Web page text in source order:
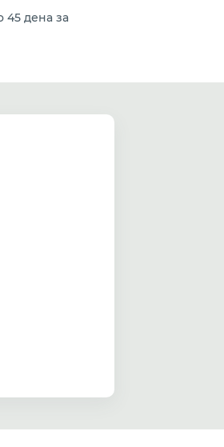
45 дена за